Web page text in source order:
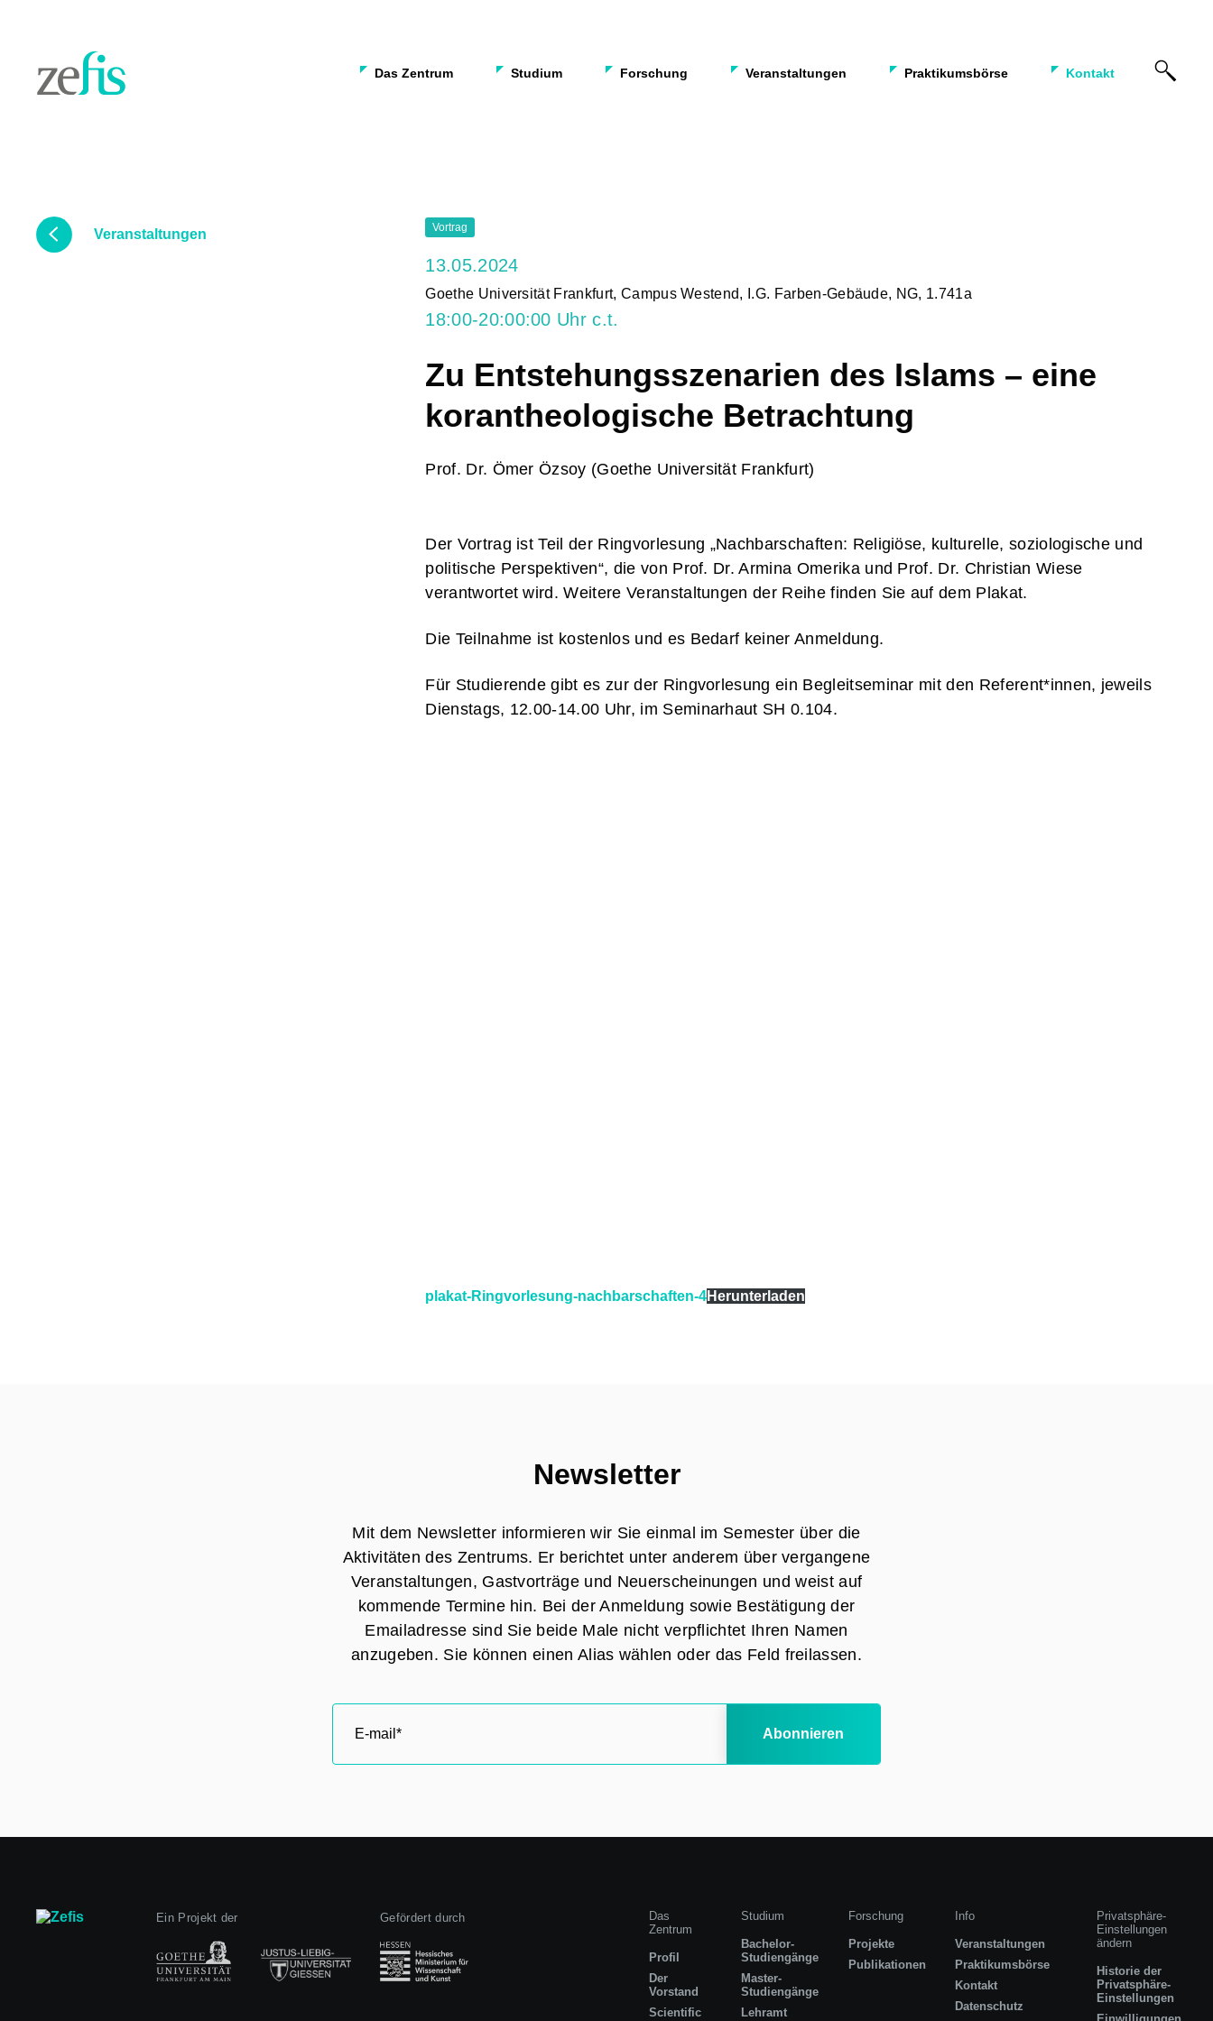
Das Zentrum Studium Forschung Veranstaltungen Praktikumsbörse Kontakt
Veranstaltungen Vortrag
13.05.2024
Goethe Universität Frankfurt, Campus Westend, I.G. Farben-Gebäude, NG, 1.741a
18:00-20:00:00 Uhr c.t.
Zu Entstehungsszenarien des Islams – eine
korantheologische Betrachtung
Prof. Dr. Ömer Özsoy (Goethe Universität Frankfurt)
Der Vortrag ist Teil der Ringvorlesung „Nachbarschaften: Religiöse, kulturelle, soziologische und
politische Perspektiven“, die von Prof. Dr. Armina Omerika und Prof. Dr. Christian Wiese
verantwortet wird. Weitere Veranstaltungen der Reihe finden Sie auf dem Plakat.
Die Teilnahme ist kostenlos und es Bedarf keiner Anmeldung.
Für Studierende gibt es zur der Ringvorlesung ein Begleitseminar mit den Referent*innen, jeweils
Dienstags, 12.00-14.00 Uhr, im Seminarhaut SH 0.104.
plakat-Ringvorlesung-nachbarschaften-4Herunterladen
Newsletter
Mit dem Newsletter informieren wir Sie einmal im Semester über die
Aktivitäten des Zentrums. Er berichtet unter anderem über vergangene
Veranstaltungen, Gastvorträge und Neuerscheinungen und weist auf
kommende Termine hin. Bei der Anmeldung sowie Bestätigung der
Emailadresse sind Sie beide Male nicht verpflichtet Ihren Namen
anzugeben. Sie können einen Alias wählen oder das Feld freilassen.
Abonnieren
Ein Projekt der Gefördert durch
Das
Zentrum
Profil
Der
Vorstand
Scientific
Studium
Bachelor-
Studiengänge
Master-
Studiengänge
Lehramt
Forschung
Projekte
Publikationen
Info
Veranstaltungen
Praktikumsbörse
Kontakt
Datenschutz
Privatsphäre-
Einstellungen
ändern
Historie der
Privatsphäre-
Einstellungen